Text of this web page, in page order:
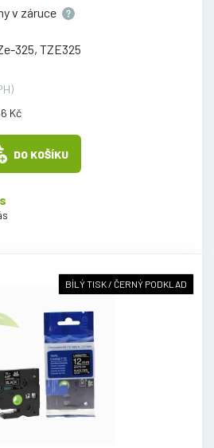
v záruce
325, TZE325
Kč
DO KOŠÍKU
BÍLÝ TISK / ČERNÝ PODKLAD